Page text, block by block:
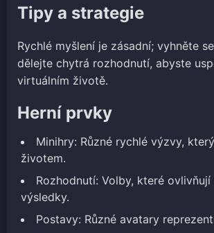
Tipy a strategie
Rychlé myšlení je zásadní; vyhněte
dělejte chytrá rozhodnutí, abyste
virtuálním životě.
Herní prvky
Minihry: Různé rychlé výzvy,
životem.
Rozhodnutí: Volby, které ovlivňují
výsledky.
Postavy: Různé avatary